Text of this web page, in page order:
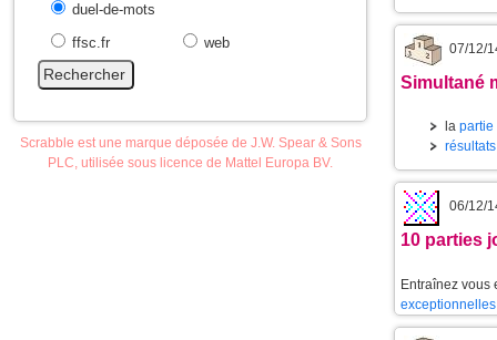
duel-de-mots
ffsc.fr
web
Scrabble est une marque déposée de J.W. Spear & Sons
PLC, utilisée sous licence de Mattel Europa BV.
07/12/
Simultané
la partie
06/12/
10 parties
Entraînez vous
exceptionnelles